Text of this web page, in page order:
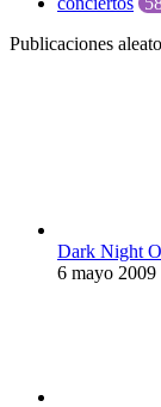
Publicaciones
Dark Night
6 mayo 2009